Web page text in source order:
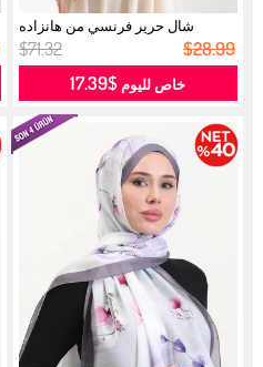
شال حرير فرنسي من هانزاده
70330-03 ...
$71.32 $28.99
خاص لليوم $17.39